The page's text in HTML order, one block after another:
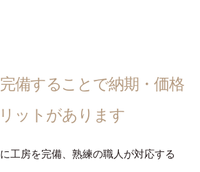
備することで納期・価格
ットがあります
工房を完備、熟練の職人が対応する